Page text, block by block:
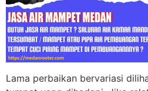
Lama perbaikan bervariasi